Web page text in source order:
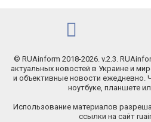
© RUAinform 2018-2026. v.2.3.
актуальных новостей в Украине и
и объективные новости ежедневно.
ноутбуке, планшете
Использование материалов
ссылки на сайт